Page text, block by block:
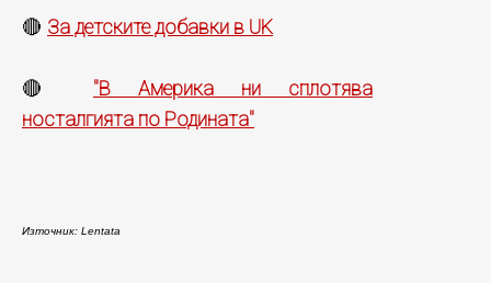
🔴 За детските добавки в UK
🔴 "В Америка ни сплотява
носталгията по Родината"
Източник: Lentata